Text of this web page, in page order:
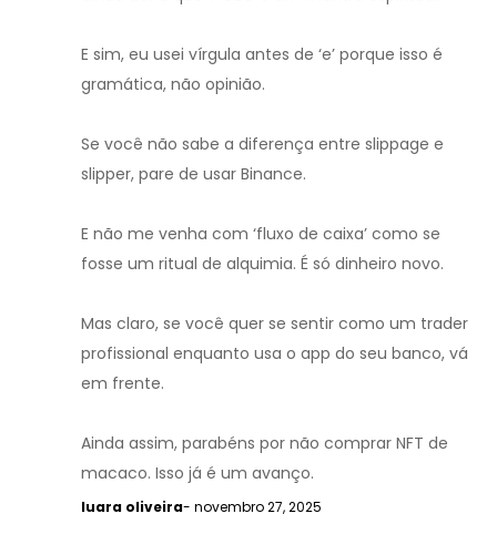
E sim, eu usei vírgula antes de ‘e’ porque isso é
gramática, não opinião.
Se você não sabe a diferença entre slippage e
slipper, pare de usar Binance.
E não me venha com ‘fluxo de caixa’ como se
fosse um ritual de alquimia. É só dinheiro novo.
Mas claro, se você quer se sentir como um trader
profissional enquanto usa o app do seu banco, vá
em frente.
Ainda assim, parabéns por não comprar NFT de
macaco. Isso já é um avanço.
luara oliveira- novembro 27, 2025